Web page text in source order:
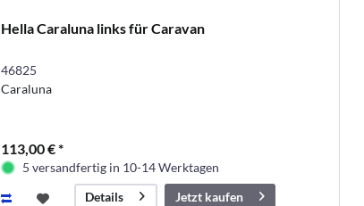
Hella Caraluna links für Caravan
46825
Caraluna
113,00 € *
5 versandfertig in 10-14 Werktagen
Details
Jetzt kaufen